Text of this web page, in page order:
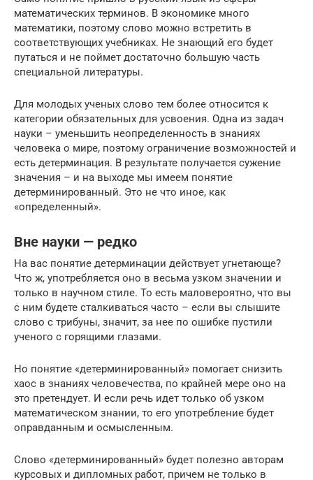
математических терминов. В экономике много
математики, поэтому слово можно встретить в
соответствующих учебниках. Не знающий его будет
путаться и не поймет достаточно большую часть
специальной литературы.
Для молодых ученых слово тем более относится к
категории обязательных для усвоения. Одна из задач
науки – уменьшить неопределенность в знаниях
человека о мире, поэтому ограничение возможностей и
есть детерминация. В результате получается сужение
значения – и на выходе мы имеем понятие
детерминированный. Это не что иное, как
«определенный».
Вне науки — редко
На вас понятие детерминации действует угнетающе?
Что ж, употребляется оно в весьма узком значении и
только в научном стиле. То есть маловероятно, что вы
с ним будете сталкиваться часто – если вы слышите
слово с трибуны, значит, за нее по ошибке пустили
ученого с горящими глазами.
Но понятие «детерминированный» помогает снизить
хаос в знаниях человечества, по крайней мере оно на
это претендует. И если речь идет только об узком
математическом знании, то его употребление будет
оправданным и осмысленным.
Слово «детерминированный» будет полезно авторам
курсовых и дипломных работ, причем не только в